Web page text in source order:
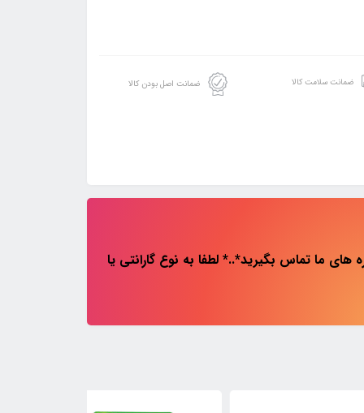
ضمانت سلامت کالا ضمانت اصل بودن کالا
ما تماس بگیرید*..* لطفا به نوع گارانتی یا